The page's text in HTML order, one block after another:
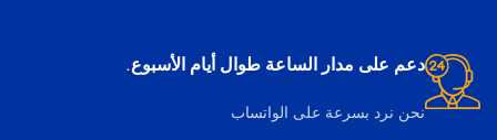
دعم على مدار الساعة طوال أيام الأسبوع.
نحن نرد بسرعة على الواتساب